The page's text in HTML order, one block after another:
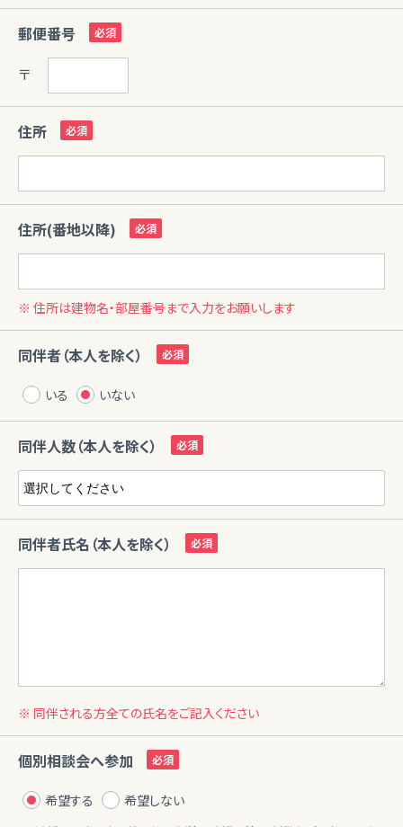
郵便番号
〒
住所
住所(番地以降)
※ 住所は建物名・部屋番号まで入力をお願いします
同伴者（本人を除く）
いる いない
同伴人数（本人を除く）
同伴者氏名（本人を除く）
※ 同伴される方全ての氏名をご記入ください
個別相談会へ参加
希望する
希望しない